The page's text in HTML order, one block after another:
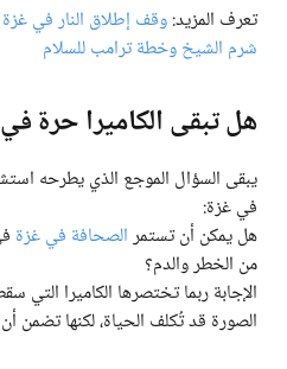
تعرف المزيد:
شرم الشيخ وخطة ترامب للسلام
هل تبقى الكاميرا حرة
يبقى السؤال الموجع الذي يطرحه
في غزة:
هل يمكن أن تستمرالصحافة في غزة
من الخطر والدم؟
الإجابة ربما تختصرها الكاميرا التي
الصورة قد تُكلف الحياة، لكنها تضمن